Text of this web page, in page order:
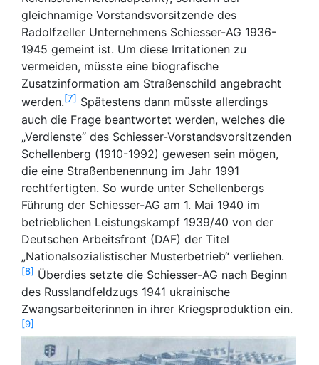
gleichnamige Vorstandsvorsitzende des
Radolfzeller Unternehmens Schiesser-AG 1936-
1945 gemeint ist. Um diese Irritationen zu
vermeiden, müsste eine biografische
Zusatzinformation am Straßenschild angebracht
werden. 7
Spätestens dann müsste allerdings
auch die Frage beantwortet werden, welches die
„Verdienste“ des Schiesser-Vorstandsvorsitzenden
Schellenberg (1910-1992) gewesen sein mögen,
die eine Straßenbenennung im Jahr 1991
rechtfertigten. So wurde unter Schellenbergs
Führung der Schiesser-AG am 1. Mai 1940 im
betrieblichen Leistungskampf 1939/40 von der
Deutschen Arbeitsfront (DAF) der Titel
„Nationalsozialistischer Musterbetrieb“ verliehen.
8
Überdies setzte die Schiesser-AG nach Beginn
des Russlandfeldzugs 1941 ukrainische
Zwangsarbeiterinnen in ihrer Kriegsproduktion ein.
9